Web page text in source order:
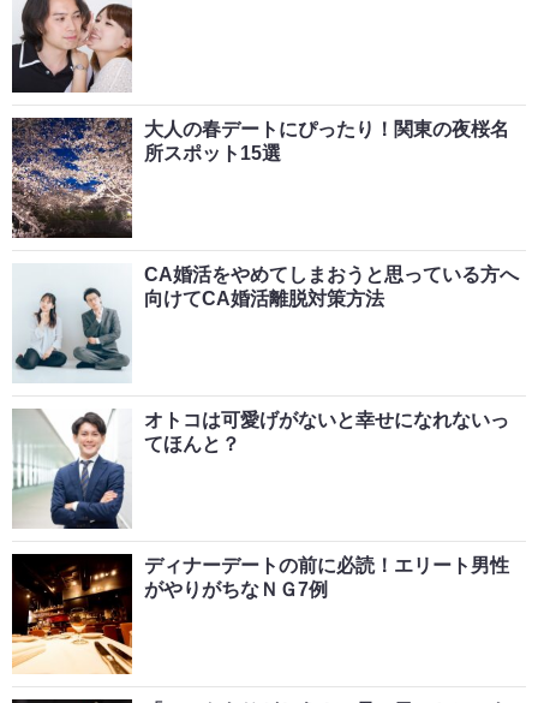
大人の春デートにぴったり！関東の夜桜名
所スポット15選
CA婚活をやめてしまおうと思っている方へ
向けてCA婚活離脱対策方法
オトコは可愛げがないと幸せになれないっ
てほんと？
ディナーデートの前に必読！エリート男性
がやりがちなＮＧ7例